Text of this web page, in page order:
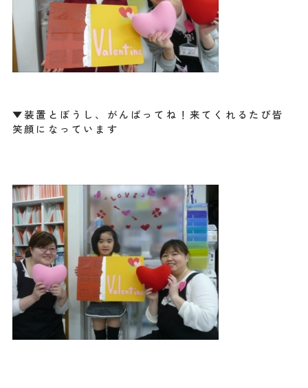
▼装置とぼうし、がんばってね！来てくれるたび皆
笑顔になっています